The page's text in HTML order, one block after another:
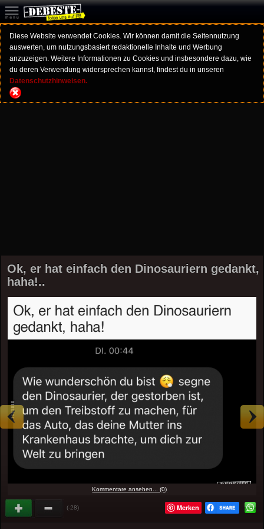
Diese Website verwendet Cookies. Wir können damit die Seitennutzung
auswerten, um nutzungsbasiert redaktionelle Inhalte und Werbung
anzuzeigen. Weitere Informationen zu Cookies und insbesondere dazu, wie
du deren Verwendung widersprechen kannst, findest du in unseren
Datenschutzhinweisen.
Ok, er hat einfach den Dinosauriern gedankt,
haha!..
Kommentare ansehen... (0)
(-28) Merken